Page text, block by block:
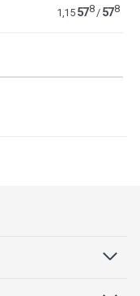
1,15 578/ 578